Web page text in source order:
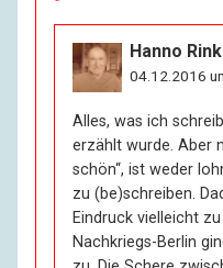
Hanno
04.12.2016
Alles, was ich
erzählt wurde. Aber
schön“, ist weder
zu (be)schreiben.
Eindruck vielleicht
Nachkriegs-Berlin